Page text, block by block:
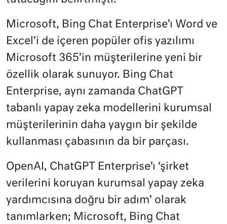
Microsoft, Bing Chat Enterprise’ı Word ve
Excel’i de içeren popüler ofis yazılımı
Microsoft 365’in müşterilerine yeni bir
özellik olarak sunuyor. Bing Chat
Enterprise, aynı zamanda ChatGPT
tabanlı yapay zeka modellerini kurumsal
müşterilerinin daha yaygın bir şekilde
kullanması çabasının da bir parçası.
OpenAI, ChatGPT Enterprise’ı ‘şirket
verilerini koruyan kurumsal yapay zeka
yardımcısına doğru bir adım’ olarak
tanımlarken; Microsoft, Bing Chat